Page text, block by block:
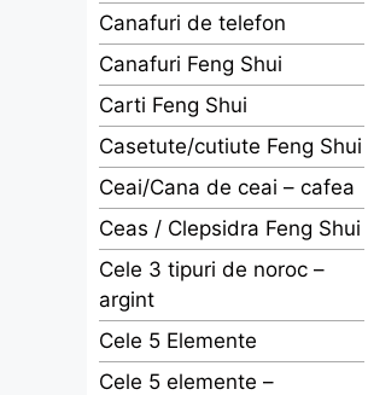
Canafuri de telefon
Canafuri Feng Shui
Carti Feng Shui
Casetute/cutiute Feng Shui
Ceai/Cana de ceai – cafea
Ceas / Clepsidra Feng Shui
Cele 3 tipuri de noroc –
argint
Cele 5 Elemente
Cele 5 elemente –